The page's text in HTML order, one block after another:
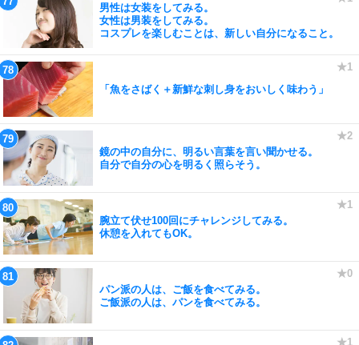
男性は女装をしてみる。
女性は男装をしてみる。
コスプレを楽しむことは、新しい自分になること。
「魚をさばく＋新鮮な刺し身をおいしく味わう」
鏡の中の自分に、明るい言葉を言い聞かせる。
自分で自分の心を明るく照らそう。
腕立て伏せ100回にチャレンジしてみる。
休憩を入れてもOK。
パン派の人は、ご飯を食べてみる。
ご飯派の人は、パンを食べてみる。